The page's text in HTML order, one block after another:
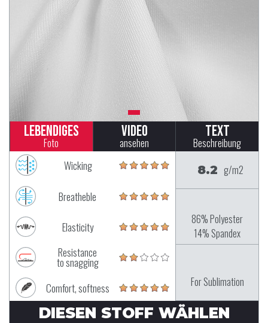
Lebendiges
Foto
Video
ansehen
Text
Beschreibung
Wicking
Breatheble
Elasticity
Resistance
to snagging
Comfort, softness
8.2 g/m2
86% Polyester
14% Spandex
For Sublimation
DIESEN STOFF WÄHLEN